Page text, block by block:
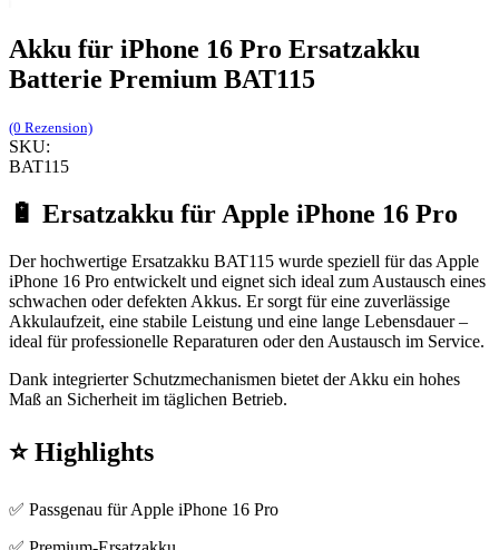
Akku für iPhone 16 Pro Ersatzakku
Batterie Premium BAT115
(0 Rezension)
SKU:
BAT115
🔋 Ersatzakku für Apple iPhone 16 Pro
Der hochwertige Ersatzakku BAT115 wurde speziell für das Apple
iPhone 16 Pro entwickelt und eignet sich ideal zum Austausch eines
schwachen oder defekten Akkus. Er sorgt für eine zuverlässige
Akkulaufzeit, eine stabile Leistung und eine lange Lebensdauer –
ideal für professionelle Reparaturen oder den Austausch im Service.
Dank integrierter Schutzmechanismen bietet der Akku ein hohes
Maß an Sicherheit im täglichen Betrieb.
⭐ Highlights
✅ Passgenau für Apple iPhone 16 Pro